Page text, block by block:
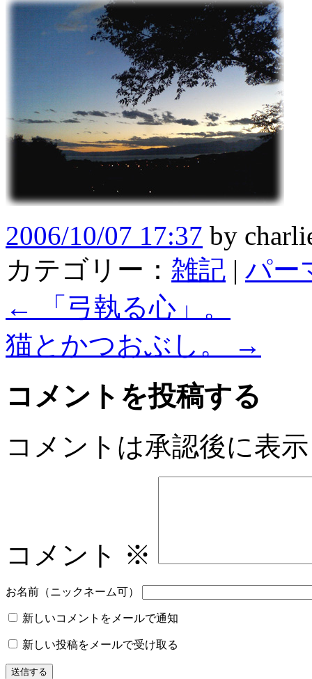
2006/10/07 17:37 by
カテゴリー： 雑記 | パー
←
「弓執る心」。
猫とかつおぶし。
→
コメントを投稿する
コメントは承認後に表
コメント ※
お名前（ニックネーム可）
新しいコメントをメールで通知
新しい投稿をメールで受け取る